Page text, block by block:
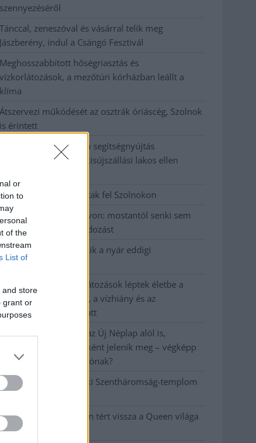
or
to
of the
List of
and store
grant or
szennyezéséről
Tánccal, zeneszóval és vásárral telik meg
Jászberény, indul a Csángó Fesztivál
Meghosszabbított hőségriasztás és
vízkorlátozások, a mezőtúri kórházban leállt a
klíma
Átszervezi működését az osztrák óriáscég, Szolnok
is érintett
Tragédiába torkollott a segítségnyújtás
elmulasztása, három kisújszállási lakos ellen
Hatalmas lángok csaptak fel Szolnokon
Vízitraffipax a Tisza-tavon: mostantól senki sem
úszhatja meg a száguldozást
Szolnokra is megérkezik a nyár eddigi
legkeményebb napja
Már Szolnokon is korlátozások léptek életbe a
tartós hatalmas hőség, a vízhiány és az
áramtakarékosság miatt
A NER kihúzta a talajt az Új Néplap alól is,
immáron csak hetilapként jelenik meg – végképp
vége a nyomtatott sajtónak?
Befejeződött a szolnoki Szentháromság-templom
Szimfonikus köntösben tért vissza a Queen világa
a fővárosba